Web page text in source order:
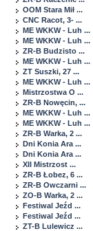
OOM Stara Mił ...
CNC Racot, 3- ...
ME WKKW - Luh ...
ME WKKW - Luh ...
ZR-B Budzisto ...
ME WKKW - Luh ...
ZT Suszki, 27 ...
ME WKKW - Luh ...
Mistrzostwa O ...
ZR-B Nowęcin, ...
ME WKKW - Luh ...
ME WKKW - Luh ...
ZR-B Warka, 2 ...
Dni Konia Ara ...
Dni Konia Ara ...
XII Mistrzost ...
ZR-B Łobez, 6 ...
ZR-B Owczarni ...
ZO-B Warka, 2 ...
Festiwal Jeźd ...
Festiwal Jeźd ...
ZT-B Lulewicz ...